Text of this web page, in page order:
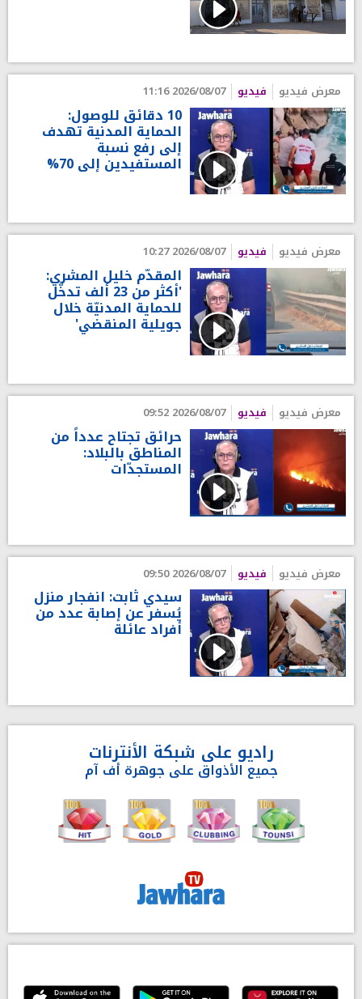
معرض فيديو فيديو 2026/08/07 11:16
10 دقائق للوصول:
الحماية المدنية تهدف
إلى رفع نسبة
المستفيدين إلى 70%
معرض فيديو فيديو 2026/08/07 10:27
المقدّم خليل المشري:
'أكثر من 23 ألف تدخّل
للحماية المدنيّة خلال
جويلية المنقضي'
معرض فيديو فيديو 2026/08/07 09:52
حرائق تجتاح عدداً من
المناطق بالبلاد:
المستجدّات
معرض فيديو فيديو 2026/08/07 09:50
سيدي ثابت: انفجار منزل
يُسفر عن إصابة عدد من
أفراد عائلة
راديو على شبكة الأنترنات
جميع الأذواق على جوهرة أف آم